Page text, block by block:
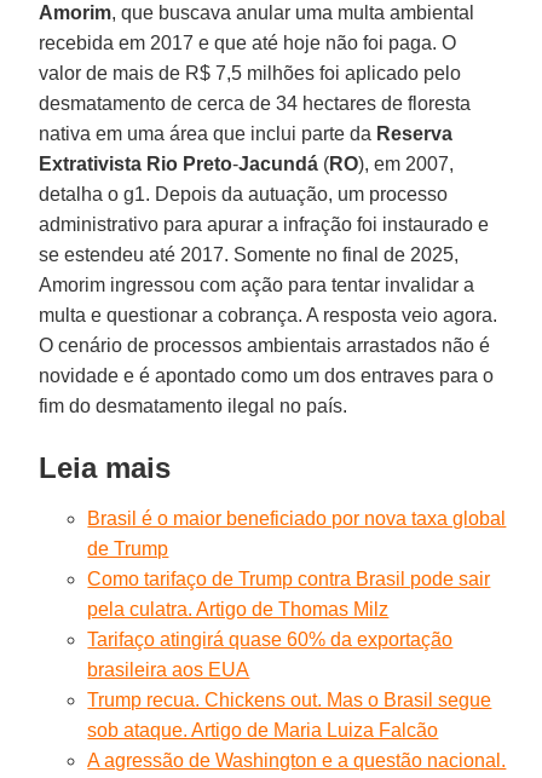
Amorim, que buscava anular uma multa ambiental
recebida em 2017 e que até hoje não foi paga. O
valor de mais de R$ 7,5 milhões foi aplicado pelo
desmatamento de cerca de 34 hectares de floresta
nativa em uma área que inclui parte da Reserva
Extrativista Rio Preto-Jacundá (RO), em 2007,
detalha o g1. Depois da autuação, um processo
administrativo para apurar a infração foi instaurado e
se estendeu até 2017. Somente no final de 2025,
Amorim ingressou com ação para tentar invalidar a
multa e questionar a cobrança. A resposta veio agora.
O cenário de processos ambientais arrastados não é
novidade e é apontado como um dos entraves para o
fim do desmatamento ilegal no país.
Leia mais
Brasil é o maior beneficiado por nova taxa global
de Trump
Como tarifaço de Trump contra Brasil pode sair
pela culatra. Artigo de Thomas Milz
Tarifaço atingirá quase 60% da exportação
brasileira aos EUA
Trump recua. Chickens out. Mas o Brasil segue
sob ataque. Artigo de Maria Luiza Falcão
A agressão de Washington e a questão nacional.